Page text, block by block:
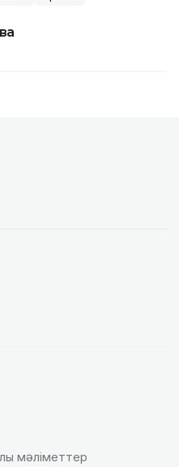
мәлiметтер